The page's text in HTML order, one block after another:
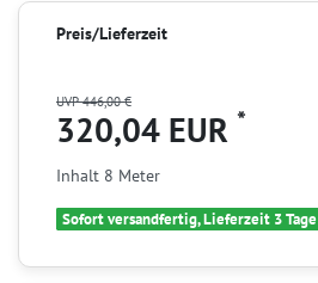
Preis/Lieferzeit
UVP 446,00 €
320,04 EUR *
Inhalt 8 Meter
Sofort versandfertig, Lieferzeit 3 Tage